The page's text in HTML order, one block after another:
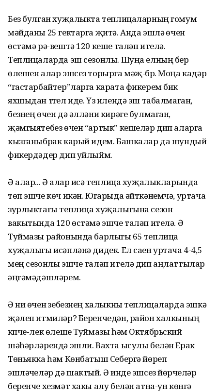
Без булган хуҗалыкта теплица­ларның гомум
мәйданы 25 гектарга җи­тә. Анда эшләү өчен
өстәмә рә-вештә 120 кеше таләп ителә.
Теплицаларда эш сезонлы. Шуңа елның бер
өлешен алар эшсез торырга мәҗ-бүр. Моңа кадәр
“гастарбайтер”ларга карата фикерем бик
яхшыдан түгел иде. Үз илендә эш табалмаган,
безнең өчен дә әлләни кирәге булмаган,
җәмгыятебез өчен “артык” кешеләр дип аларга
кызганыбрак карый идем. Башкалар да шундый
фикердәдер дип уйлыйм.
Ә алар... Ә алар исә теплица хуҗа­лыкларында
төп эшче көч икән. Югарыда әйткәнемчә, уртача
зурлыктагы теплица хуҗалыгына сезон
вакытында 120 өстәмә эшче таләп ителә. Ә
Туймазы районында барлыгы 65 теплица
хуҗалыгы исәпләнә дидек. Ел саен уртача 4-4,5
мең сезонлы эшче таләп ителә дип аңлат­тылар
әңгәмәдәшләрем.
Ә ни өчен үзебезнең халыкны теплицаларда эшкә
җәлеп итмиләр? Беренчедән, район халкының
күпче-лек өлеше Туймазы һәм Октябрьский
шәһәрләрендә эшли. Вахта ысулы белән Ерак
Төньякка һәм Көнбатыш Себергә йөреп
эшләүчеләр дә шактый. Ә инде эшсез йөрүчеләр
беренче хезмәт хакы алу белән атна-ун көнгә